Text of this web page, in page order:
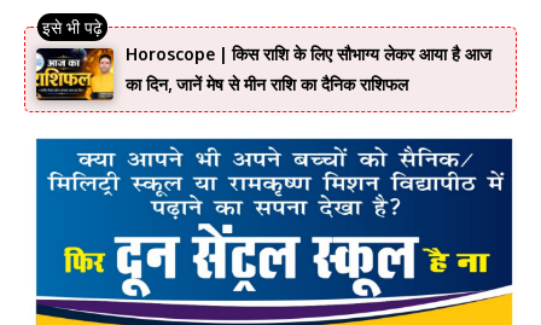
Horoscope | किस राशि के लिए सौभाग्य लेकर आया है आज
का दिन, जानें मेष से मीन राशि का दैनिक राशिफल